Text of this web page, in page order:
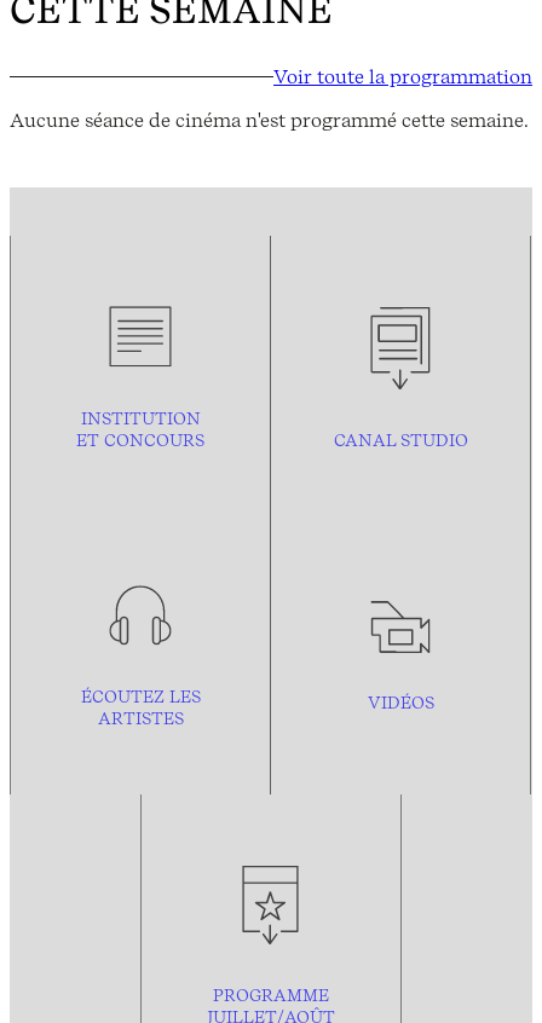
CETTE SEMAINE
Voir toute la programmation
Aucune séance de cinéma n'est programmé cette semaine.
INSTITUTION
ET CONCOURS
CANAL STUDIO
ÉCOUTEZ LES
ARTISTES
VIDÉOS
PROGRAMME
JUILLET/AOÛT